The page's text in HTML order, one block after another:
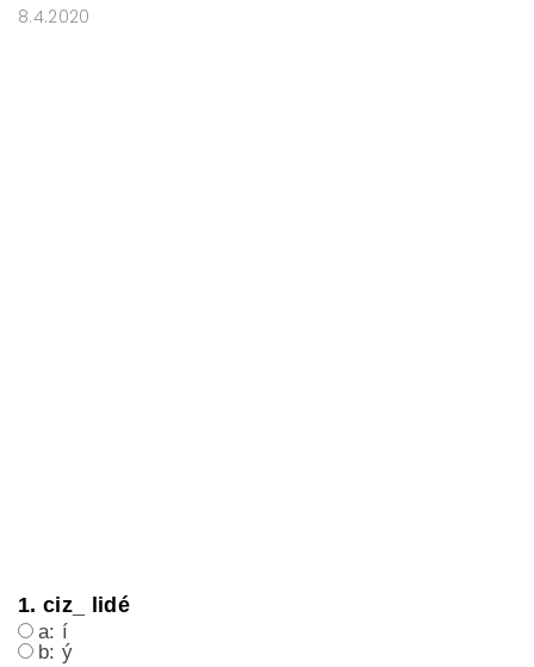
8.4.2020
1. ciz_ lidé
a: í
b: ý